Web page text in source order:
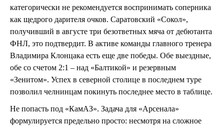
категорически не рекомендуется воспринимать соперника
как щедрого дарителя очков. Саратовский «Сокол»,
получивший в августе три безответных мяча от дебютанта
ФНЛ, это подтвердит. В активе команды главного тренера
Владимира Клонцака есть еще две победы. Обе выездные,
обе со счетом 2:1 – над «Балтикой» и резервным
«Зенитом». Успех в северной столице в последнем туре
позволил челнинцам покинуть последнее место в таблице.
Не попасть под «КамАЗ». Задача для «Арсенала»
формулируется предельно просто: несмотря на сложное